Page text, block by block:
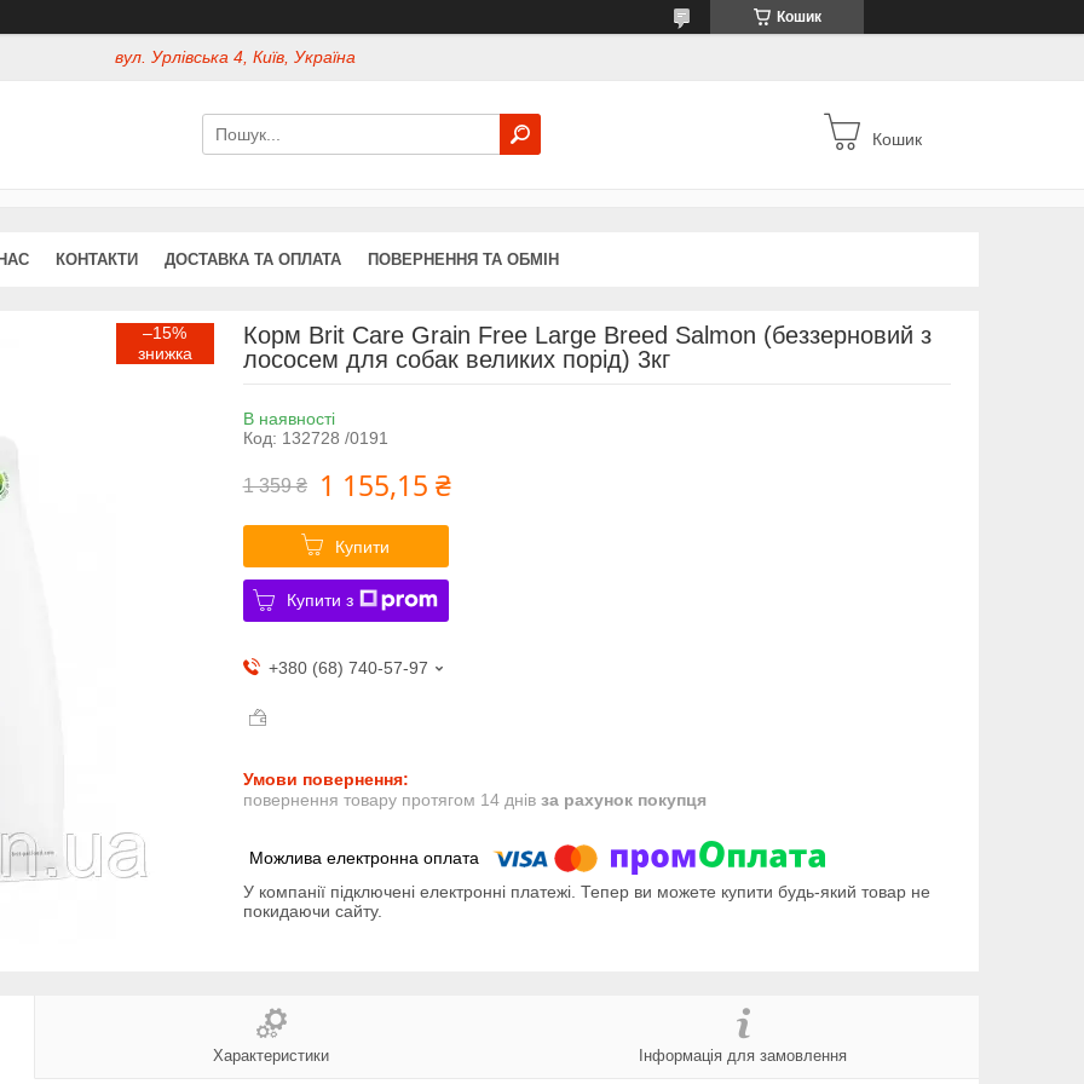
Кошик
вул. Урлівська 4, Київ, Україна
Кошик
КОНТАКТИ ДОСТАВКА ТА ОПЛАТА ПОВЕРНЕННЯ ТА ОБМІН
–15%
Корм Brit Care Grain Free Large Breed Salmon (беззерновий з
лососем для собак великих порід) 3кг
В наявності
Код: 132728 /0191
1 359 ₴ 1 155,15 ₴
Купити
Купити з
+380 (68) 740-57-97
повернення товару протягом 14 днів за рахунок покупця
У компанії підключені електронні платежі. Тепер ви можете купити будь-який товар не
покидаючи сайту.
Характеристики Інформація для замовлення